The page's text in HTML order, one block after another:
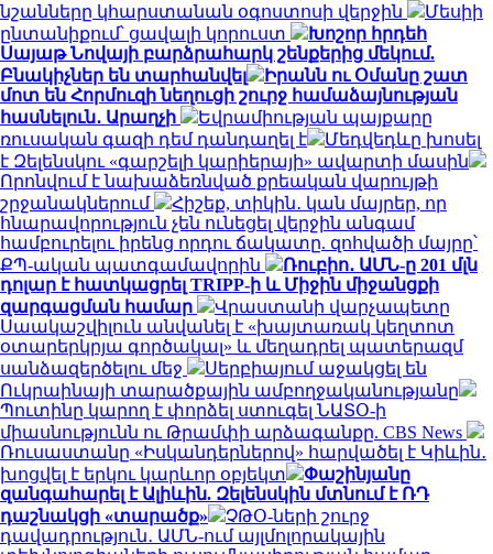
նշանները կհարստանան օգոստոսի վերջին
Մեսիի
ընտանիքում՝ ցավալի կորուստ
Խոշոր հրդեհ
Սայաթ Նովայի բարձրահարկ շենքերից մեկում.
Բնակիչներ են տարհանվել
Իրանն ու Օմանը շատ
մոտ են Հորմուզի նեղուցի շուրջ համաձայնության
հասնելուն․ Արաղչի
Եվրամիության պայքարը
ռուսական գազի դեմ դանդաղել է
Մեդվեդևը խոսել
է Զելենսկու «գարշելի կարիերայի» ավարտի մասին
Որոնվում է նախաձեռնված քրեական վարույթի
շրջանակներում
Հիշեք, տիկին․ կան մայրեր, որ
հնարավորություն չեն ունեցել վերջին անգամ
համբուրելու իրենց որդու ճակատը. զոհվածի մայրը՝
ՔՊ-ական պատգամավորին
Ռուբիո․ ԱՄՆ-ը 201 մլն
դոլար է հատկացրել TRIPP-ի և Միջին միջանցքի
զարգացման համար
Վրաստանի վարչապետը
Սաակաշվիլուն անվանել է «խայտառակ կեղտոտ
օտարերկրյա գործակալ» և մեղադրել պատերազմ
սանձազերծելու մեջ
Սերբիայում աջակցել են
Ուկրաինայի տարածքային ամբողջականությանը
Պուտինը կարող է փորձել ստուգել ՆԱՏՕ-ի
միասնությունն ու Թրամփի արձագանքը. CBS News
Ռուսաստանը «Իսկանդերներով» հարվածել է Կիևին․
խոցվել է երկու կարևոր օբյեկտ
Փաշինյանը
զանգահարել է Ալիևին. Զելենսկին մտնում է ՌԴ
դաշնակցի «տարածք»
ՉԹՕ-ների շուրջ
դավադրություն․ ԱՄՆ-ում այլմոլորակային